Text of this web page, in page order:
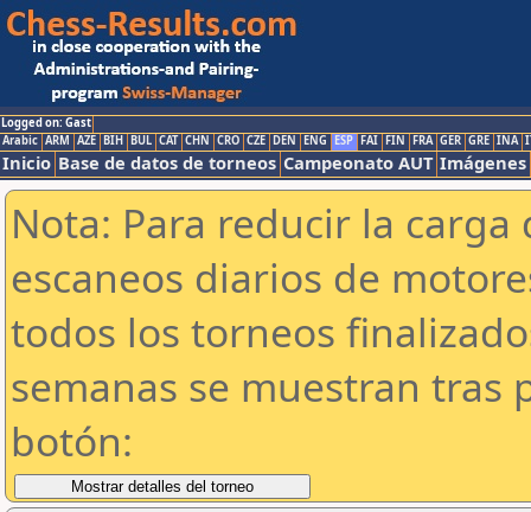
Logged on: Gast
Arabic ARM AZE BIH BUL CAT CHN CRO CZE DEN ENG ESP FAI FIN FRA GER GRE INA
Inicio Base de datos de torneos Campeonato AUT Imágenes
Nota: Para reducir la
escaneos diarios de
todos los torneos
semanas se muestran tras
botón: